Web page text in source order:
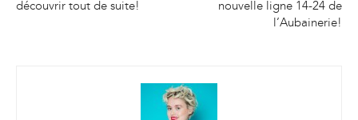
découvrir tout de suite!
nouvelle ligne 14-24 de
l’Aubainerie!